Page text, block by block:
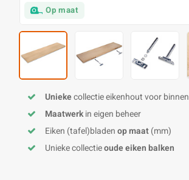
Op maat
Uniekecollectie eikenhout voor binnen
Maatwerkin eigen beheer
Eiken (tafel)bladenop maat(mm)
Unieke collectieoude eiken balken